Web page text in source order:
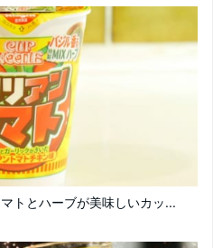
トとハーブが美味しいカッ...